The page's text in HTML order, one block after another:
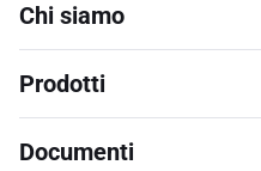
Chi siamo
Prodotti
Documenti